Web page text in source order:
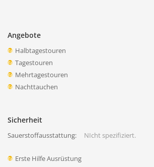
Angebote
Halbtagestouren
Tagestouren
Mehrtagestouren
Nachttauchen
Sicherheit
Sauerstoffausstattung: NIcht spezifiziert.
Erste Hilfe Ausrüstung